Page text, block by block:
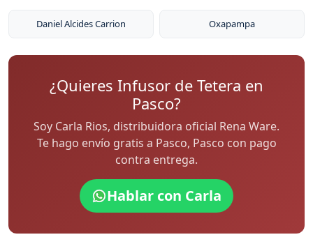
Daniel Alcides Carrion Oxapampa
¿Quieres Infusor de Tetera en
Pasco?
Soy Carla Rios, distribuidora oficial Rena Ware.
Te hago envío gratis a Pasco, Pasco con pago
contra entrega.
Hablar con Carla